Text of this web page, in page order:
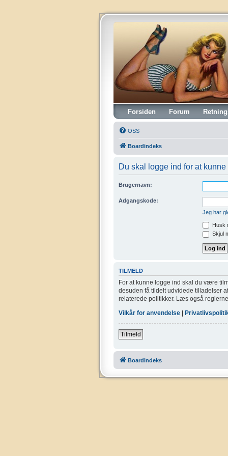
Vintagehifi.dk
Forsiden Forum
OSS
Boardindeks
Du skal logge ind for at
Brugernavn:
Adgangskode:
Jeg har
Husk
Skjul
TILMELD
For at kunne logge ind skal du være
desuden få tildelt udvidede tilladelser
relaterede politikker. Læs også
Vilkår for anvendelse
Tilmeld
Boardindeks